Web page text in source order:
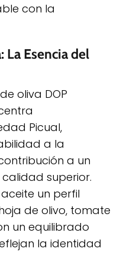
con la
La Esencia del
oliva DOP
Picual,
a la
a un
superior.
un perfil
de olivo, tomate
un equilibrado
la identidad